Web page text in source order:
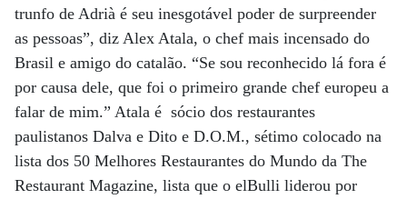
trunfo de Adrià é seu inesgotável poder de surpreender
as pessoas”, diz Alex Atala, o chef mais incensado do
Brasil e amigo do catalão. “Se sou reconhecido lá fora é
por causa dele, que foi o primeiro grande chef europeu a
falar de mim.” Atala é sócio dos restaurantes
paulistanos Dalva e Dito e D.O.M., sétimo colocado na
lista dos 50 Melhores Restaurantes do Mundo da The
Restaurant Magazine, lista que o elBulli liderou por